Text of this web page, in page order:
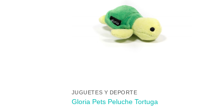
JUGUETES Y DEPORTE
Gloria Pets Peluche Tortuga